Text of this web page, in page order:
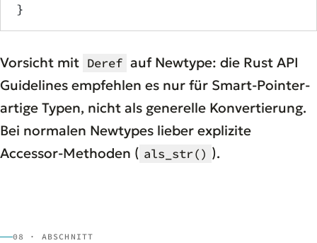
}
Vorsicht mit Deref auf Newtype: die Rust API
Guidelines empfehlen es nur für Smart-Pointer-
artige Typen, nicht als generelle Konvertierung.
Bei normalen Newtypes lieber explizite
Accessor-Methoden ( als_str() ).
08 · ABSCHNITT